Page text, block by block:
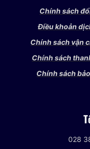
Chính sách
Điều khoản
Chính sách vận
Chính sách
Chính sách
028